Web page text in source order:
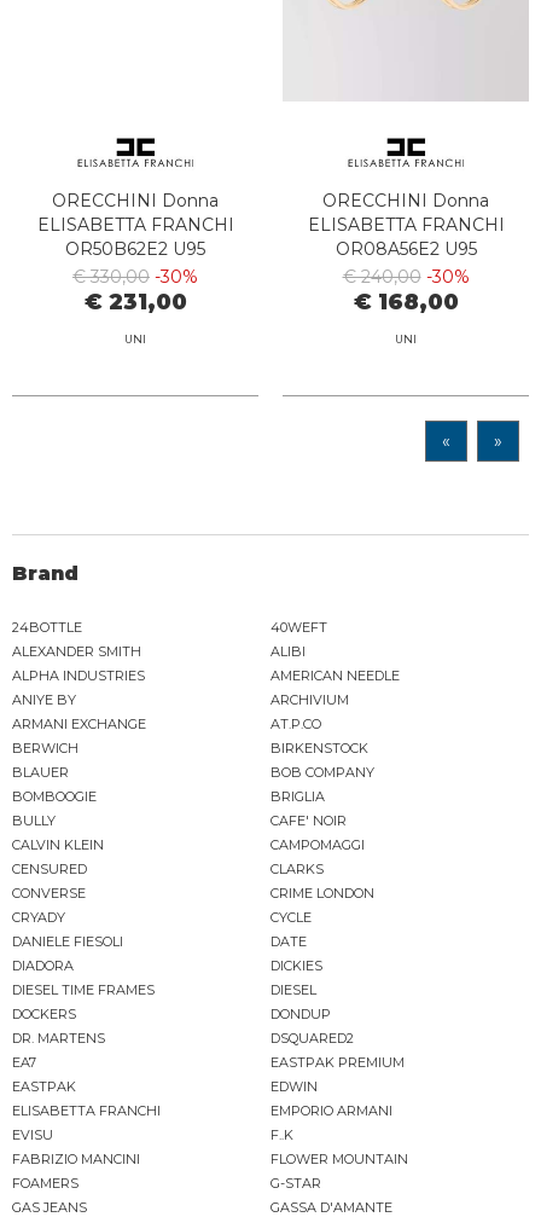
ORECCHINI Donna
ELISABETTA FRANCHI
OR50B62E2 U95
€ 330,00 -30%
€ 231,00
UNI
ORECCHINI Donna
ELISABETTA FRANCHI
OR08A56E2 U95
€ 240,00 -30%
€ 168,00
UNI
« »
Brand
24BOTTLE
40WEFT
ALEXANDER SMITH
ALIBI
ALPHA INDUSTRIES
AMERICAN NEEDLE
ANIYE BY
ARCHIVIUM
ARMANI EXCHANGE
AT.P.CO
BERWICH
BIRKENSTOCK
BLAUER
BOB COMPANY
BOMBOOGIE
BRIGLIA
BULLY
CAFE' NOIR
CALVIN KLEIN
CAMPOMAGGI
CENSURED
CLARKS
CONVERSE
CRIME LONDON
CRYADY
CYCLE
DANIELE FIESOLI
DATE
DIADORA
DICKIES
DIESEL TIME FRAMES
DIESEL
DOCKERS
DONDUP
DR. MARTENS
DSQUARED2
EA7
EASTPAK PREMIUM
EASTPAK
EDWIN
ELISABETTA FRANCHI
EMPORIO ARMANI
EVISU
F..K
FABRIZIO MANCINI
FLOWER MOUNTAIN
FOAMERS
G-STAR
GAS JEANS
GASSA D'AMANTE